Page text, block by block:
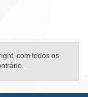
com todos os